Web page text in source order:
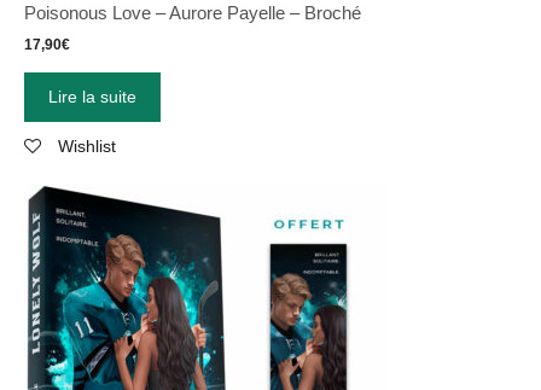
Poisonous Love – Aurore Payelle – Broché
17,90€
Lire la suite
Wishlist